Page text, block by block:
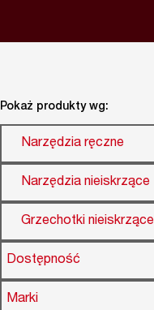
Pokaż produkty wg:
Narzędzia ręczne
Narzędzia nieiskrzące
Grzechotki nieiskrzące
Dostępność
Marki